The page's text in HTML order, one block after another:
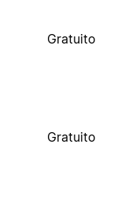
Gratuito
Gratuito